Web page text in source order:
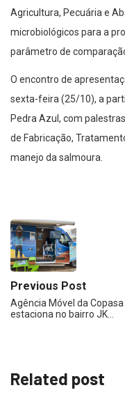
Agricultura, Pecuária e
microbiológicos para a
parâmetro de
O encontro de
sexta-feira (25/10), a
Pedra Azul, com
de Fabricação,
manejo da salmoura.
Previous Post
Agência Móvel da Copasa
estaciona no bairro JK…
Related post